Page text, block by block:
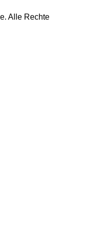
Alle Rechte